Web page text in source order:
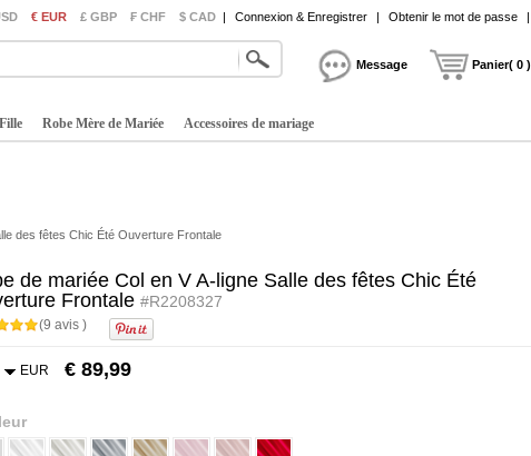
€ EUR £ GBP ₣ CHF $ CAD | Connexion & Enregistrer | Obtenir le mot de passe |
Message Panier( 0 )
Robe Mère de Mariée Accessoires de mariage
des fêtes Chic Été Ouverture Frontale
de mariée Col en V A-ligne Salle des fêtes Chic Été
Frontale #R2208327
(9 avis )
EUR € 89,99